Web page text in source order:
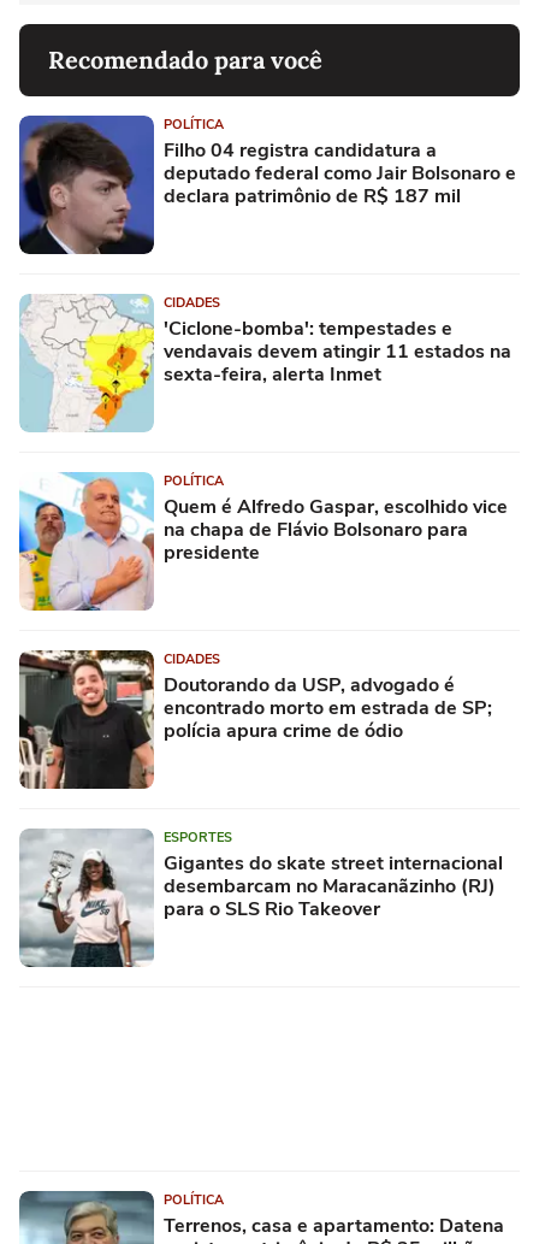
Recomendado para você
POLÍTICA
Filho 04 registra candidatura a
deputado federal como Jair Bolsonaro e
declara patrimônio de R$ 187 mil
CIDADES
'Ciclone-bomba': tempestades e
vendavais devem atingir 11 estados na
sexta-feira, alerta Inmet
POLÍTICA
Quem é Alfredo Gaspar, escolhido vice
na chapa de Flávio Bolsonaro para
presidente
CIDADES
Doutorando da USP, advogado é
encontrado morto em estrada de SP;
polícia apura crime de ódio
ESPORTES
Gigantes do skate street internacional
desembarcam no Maracanãzinho (RJ)
para o SLS Rio Takeover
POLÍTICA
Terrenos, casa e apartamento: Datena